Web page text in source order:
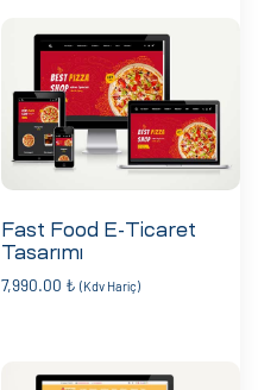
Fast Food E-Ticaret
Tasarımı
7,990.00 ₺ (Kdv Hariç)